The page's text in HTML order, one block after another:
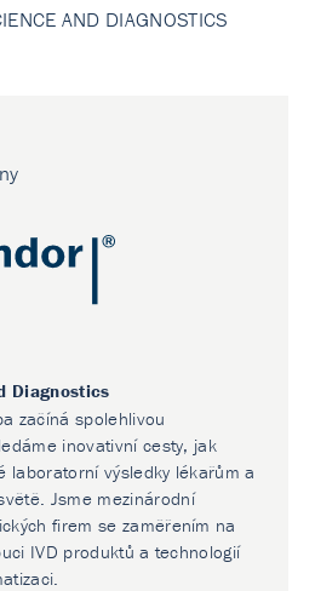
AND DIAGNOSTICS
Diagnostics
začíná spolehlivou
inovativní cesty, jak
laboratorní výsledky lékařům a
Jsme mezinárodní
firem se zaměřením na
IVD produktů a technologií